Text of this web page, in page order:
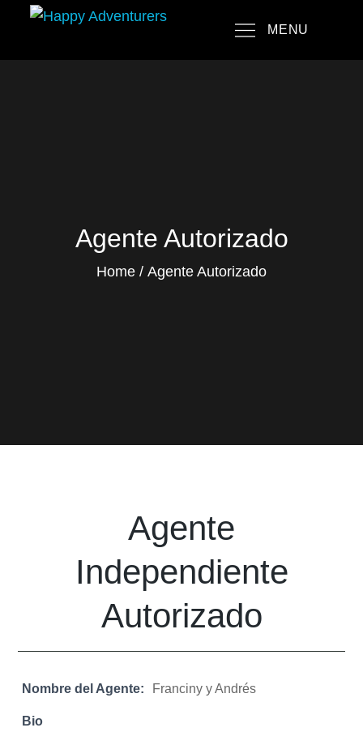
content
MENU
Agente Autorizado
Home Agente Autorizado
Agente
Independiente
Autorizado
Nombre del Agente: Franciny y Andrés
Bio